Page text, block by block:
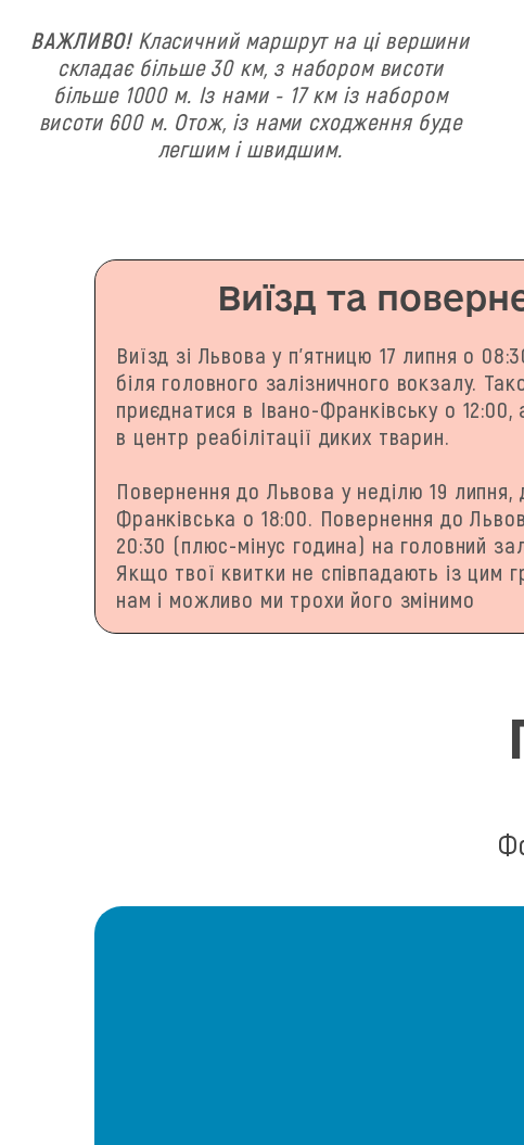
ВАЖЛИВО!Класичний маршрут на ці вершини
складає більше 30 км, з набором висоти
більше 1000 м. Із нами - 17 км із набором
висоти 600 м. Отож, із нами сходження буде
легшим і швидшим.
Виїзд та
Виїзд зі Львова у п'ятницю 17 липня о
біля головного залізничного вокзалу.
приєднатися в Івано-Франківську о 12:00,
в центр реабілітації диких тварин.
Повернення до Львова у неділю 19 липня,
Франківська о 18:00. Повернення до
20:30 (плюс-мінус година) на головний
Якщо твої квитки не співпадають із цим
нам і можливо ми трохи його змінимо